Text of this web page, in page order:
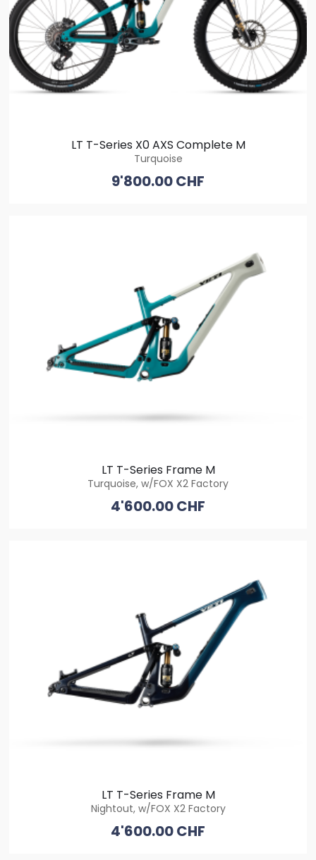
LT T-Series X0 AXS Complete M
Turquoise
9'800.00 CHF
LT T-Series Frame M
Turquoise, w/FOX X2 Factory
4'600.00 CHF
LT T-Series Frame M
Nightout, w/FOX X2 Factory
4'600.00 CHF